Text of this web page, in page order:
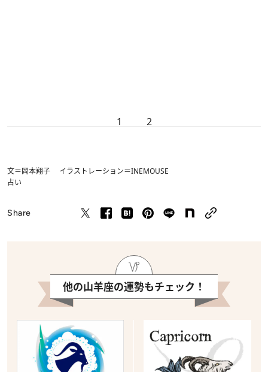
1 2
文＝岡本翔子 イラストレーション＝INEMOUSE
占い
Share
他の山羊座の運勢もチェック！